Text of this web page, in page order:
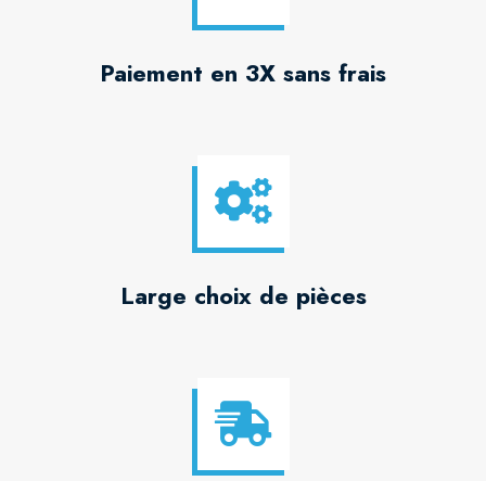
Paiement en 3X sans frais
Large choix de pièces